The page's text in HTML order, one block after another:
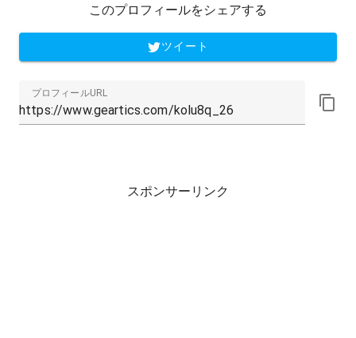
このプロフィールをシェアする
ツイート
プロフィールURL
スポンサーリンク